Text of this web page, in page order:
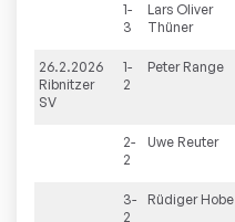
1-
3
Lars Oliver
Thüner
26.2.2026
Ribnitzer
SV
1-
2
Peter Range
2-
2
Uwe Reuter
3-
2
Rüdiger Hobe